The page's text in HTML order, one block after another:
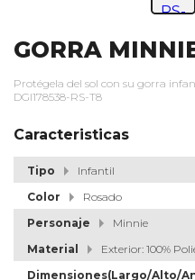
GORRA
Protégela del sol con su gorra
DGI178538-RS-T8
Caracteristicas
Tipo
Infantil
Color
Rosado
Personaje
Minnie
Material
Exterior: 100%
Dimensiones(Largo/Alto/